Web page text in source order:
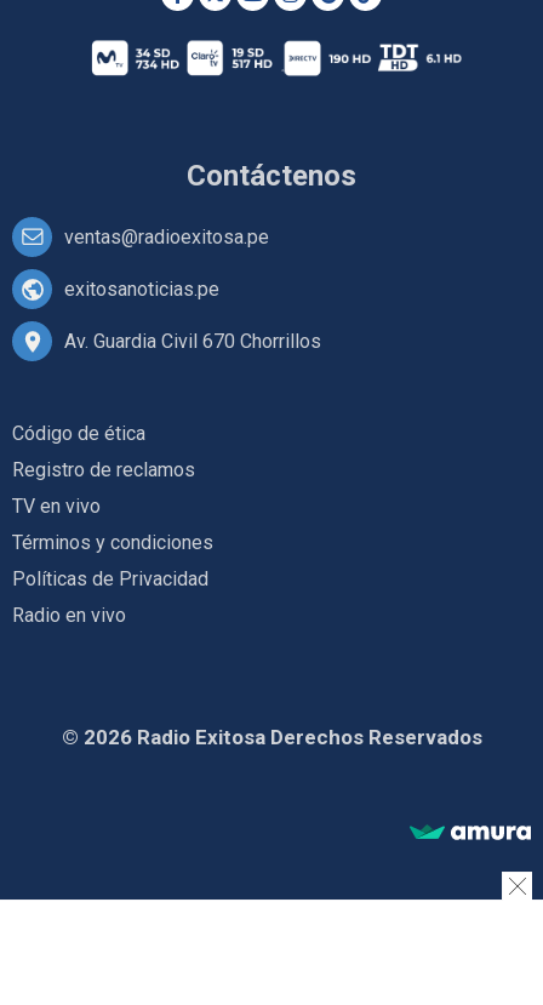
Contáctenos
ventas@radioexitosa.pe
exitosanoticias.pe
Av. Guardia Civil 670 Chorrillos
Código de ética
Registro de reclamos
TV en vivo
Términos y condiciones
Políticas de Privacidad
Radio en vivo
© 2026 Radio Exitosa Derechos Reservados